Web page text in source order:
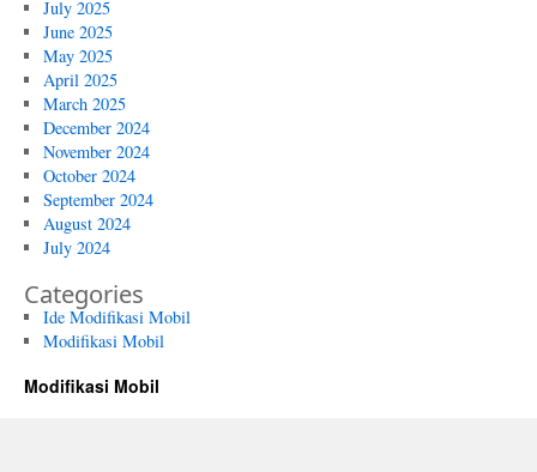
July 2025
June 2025
May 2025
April 2025
March 2025
December 2024
November 2024
October 2024
September 2024
August 2024
July 2024
Categories
Ide Modifikasi Mobil
Modifikasi Mobil
Modifikasi Mobil